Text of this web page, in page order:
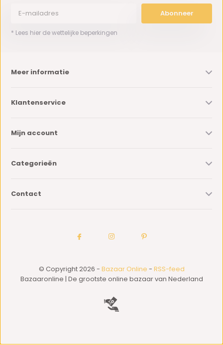
Abonneer
* Lees hier de wettelijke beperkingen
Meer informatie
Klantenservice
Mijn account
Categorieën
Contact
© Copyright 2026 - Bazaar Online - RSS-feed
Bazaaronline | De grootste online bazaar van Nederland